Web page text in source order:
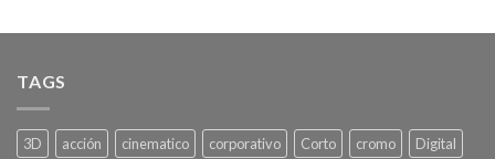
TAGS
3D acción cinematico corporativo Corto cromo
Digital